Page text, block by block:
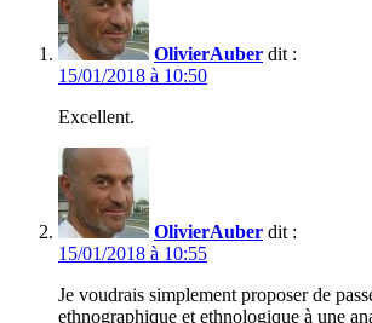
OlivierAuber dit :
15/01/2018 à 10:50
Excellent.
OlivierAuber dit :
15/01/2018 à 10:55
Je voudrais simplement proposer de
ethnographique et ethnologique à une